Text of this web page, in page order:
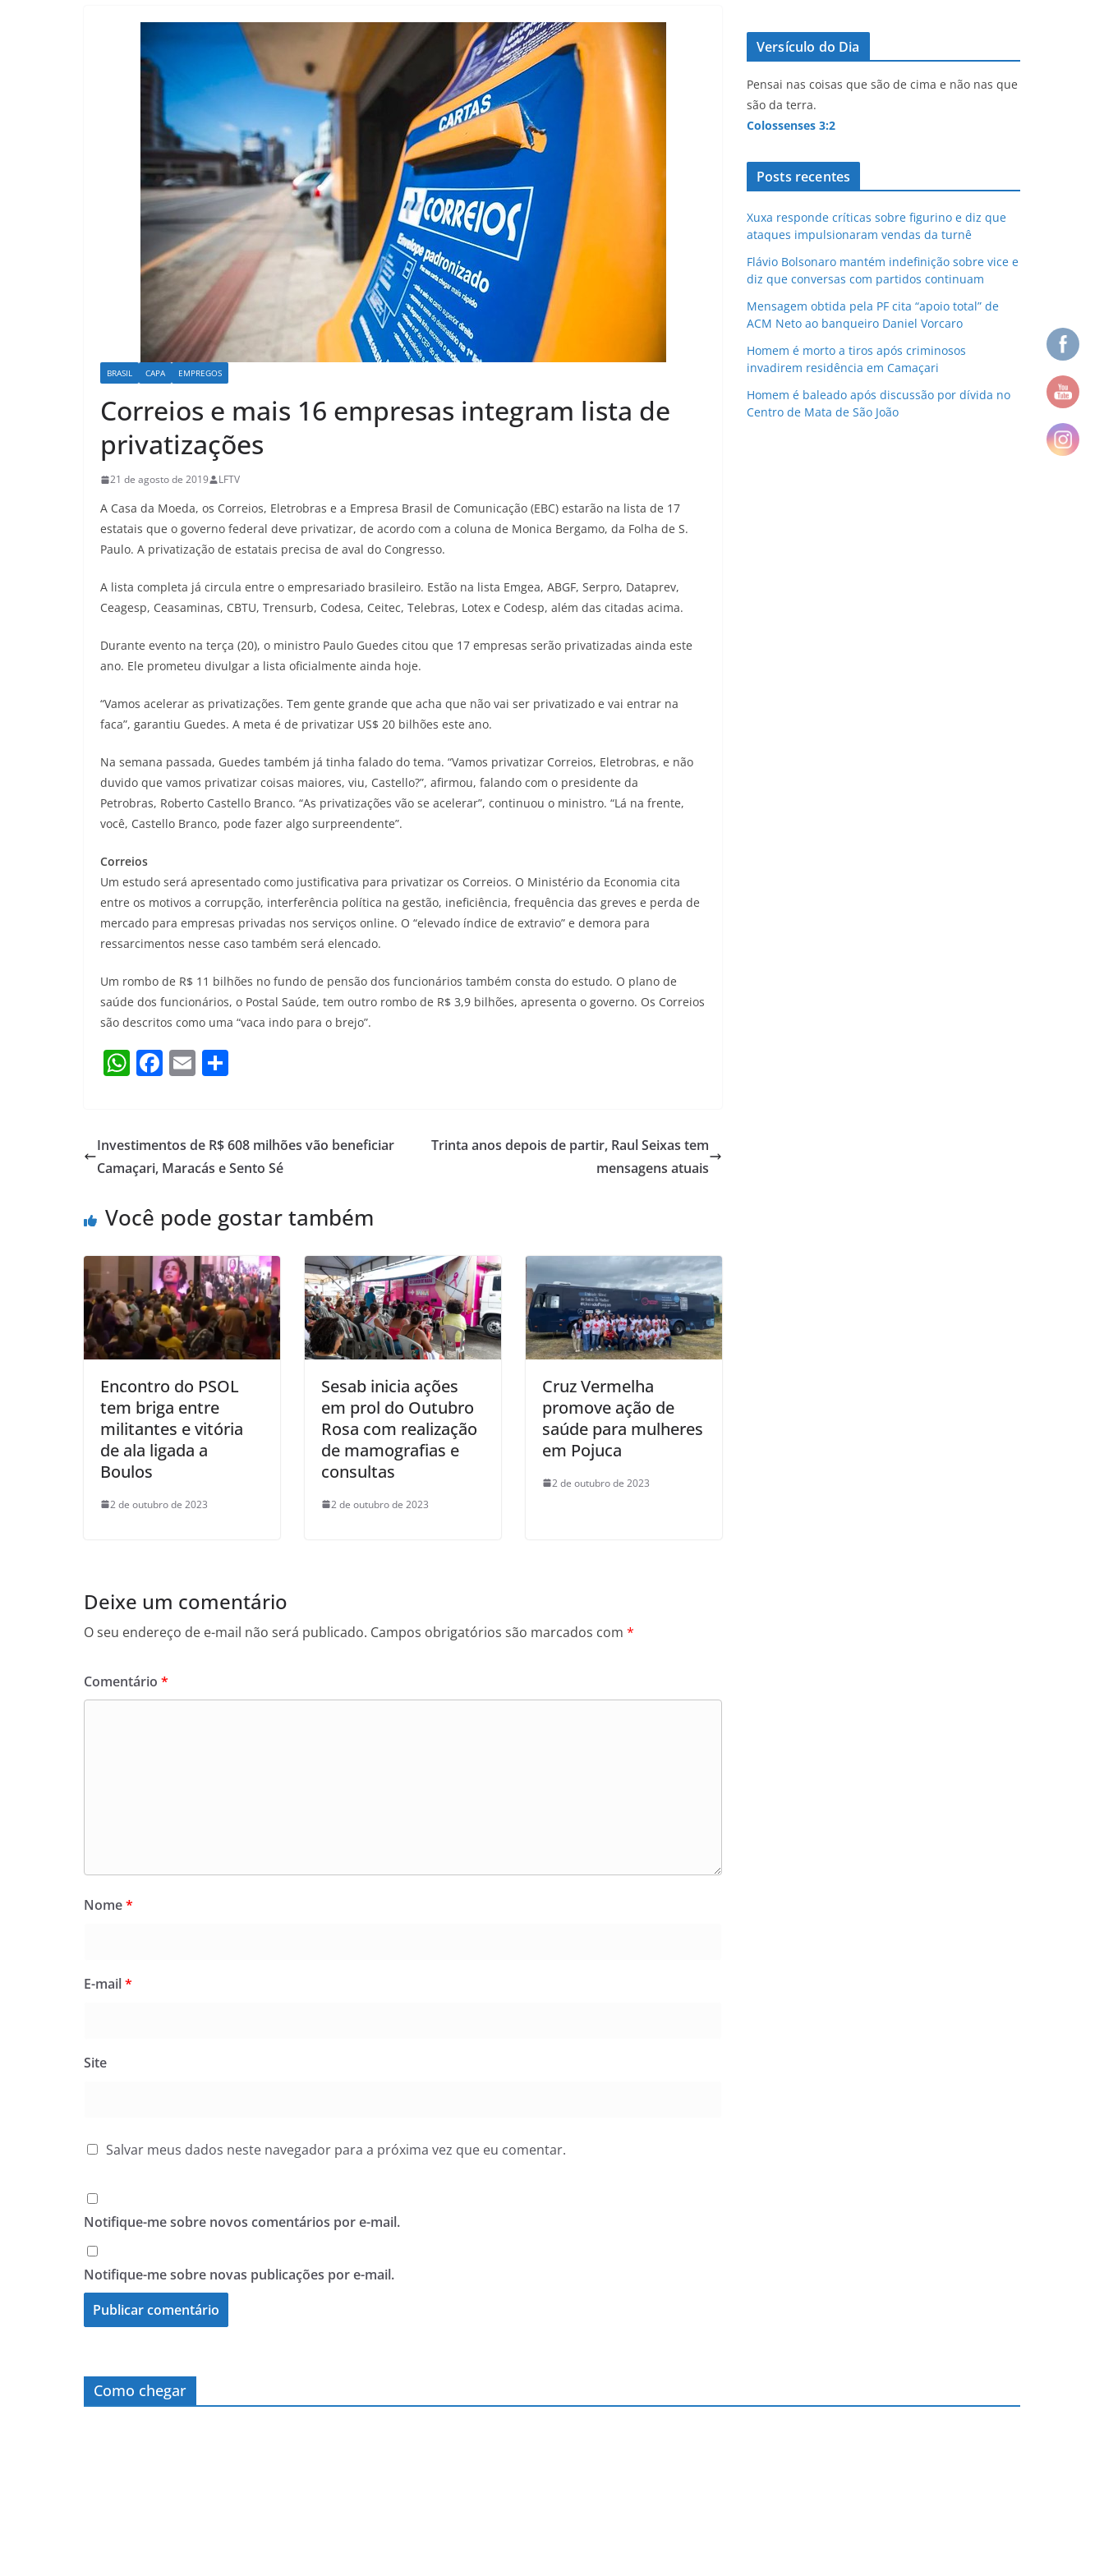
BRASIL CAPA EMPREGOS
Correios e mais 16 empresas integram lista de
privatizações
21 de agosto de 2019 LFTV
A Casa da Moeda, os Correios, Eletrobras e a Empresa Brasil de Comunicação (EBC) estarão na lista de 17
estatais que o governo federal deve privatizar, de acordo com a coluna de Monica Bergamo, da Folha de S.
Paulo. A privatização de estatais precisa de aval do Congresso.
A lista completa já circula entre o empresariado brasileiro. Estão na lista Emgea, ABGF, Serpro, Dataprev,
Ceagesp, Ceasaminas, CBTU, Trensurb, Codesa, Ceitec, Telebras, Lotex e Codesp, além das citadas acima.
Durante evento na terça (20), o ministro Paulo Guedes citou que 17 empresas serão privatizadas ainda este
ano. Ele prometeu divulgar a lista oficialmente ainda hoje.
“Vamos acelerar as privatizações. Tem gente grande que acha que não vai ser privatizado e vai entrar na
faca”, garantiu Guedes. A meta é de privatizar US$ 20 bilhões este ano.
Na semana passada, Guedes também já tinha falado do tema. “Vamos privatizar Correios, Eletrobras, e não
duvido que vamos privatizar coisas maiores, viu, Castello?”, afirmou, falando com o presidente da
Petrobras, Roberto Castello Branco. “As privatizações vão se acelerar”, continuou o ministro. “Lá na frente,
você, Castello Branco, pode fazer algo surpreendente”.
Correios
Um estudo será apresentado como justificativa para privatizar os Correios. O Ministério da Economia cita
entre os motivos a corrupção, interferência política na gestão, ineficiência, frequência das greves e perda de
mercado para empresas privadas nos serviços online. O “elevado índice de extravio” e demora para
ressarcimentos nesse caso também será elencado.
Um rombo de R$ 11 bilhões no fundo de pensão dos funcionários também consta do estudo. O plano de
saúde dos funcionários, o Postal Saúde, tem outro rombo de R$ 3,9 bilhões, apresenta o governo. Os Correios
são descritos como uma “vaca indo para o brejo”.
W
s
A
p
F
e
b
o
k
E
l e
Investimentos de R$ 608 milhões vão beneficiar
Camaçari, Maracás e Sento Sé
Trinta anos depois de partir, Raul Seixas tem
mensagens atuais
Você pode gostar também
Encontro do PSOL
tem briga entre
militantes e vitória
de ala ligada a
Boulos
2 de outubro de 2023
Sesab inicia ações
em prol do Outubro
Rosa com realização
de mamografias e
consultas
2 de outubro de 2023
Cruz Vermelha
promove ação de
saúde para mulheres
em Pojuca
2 de outubro de 2023
Deixe um comentário
O seu endereço de e-mail não será publicado. Campos obrigatórios são marcados com *
Comentário *
Nome*
E-mail*
Site
Salvar meus dados neste navegador para a próxima vez que eu comentar.
Notifique-me sobre novos comentários por e-mail.
Notifique-me sobre novas publicações por e-mail.
Versículo do Dia
Pensai nas coisas que são de cima e não nas que
são da terra.
Colossenses 3:2
Posts recentes
Xuxa responde críticas sobre figurino e diz que
ataques impulsionaram vendas da turnê
Flávio Bolsonaro mantém indefinição sobre vice e
diz que conversas com partidos continuam
Mensagem obtida pela PF cita “apoio total” de
ACM Neto ao banqueiro Daniel Vorcaro
Homem é morto a tiros após criminosos
invadirem residência em Camaçari
Homem é baleado após discussão por dívida no
Centro de Mata de São João
Como chegar